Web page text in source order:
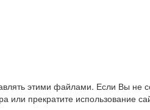
этими файлами. Если Вы не
или прекратите использование